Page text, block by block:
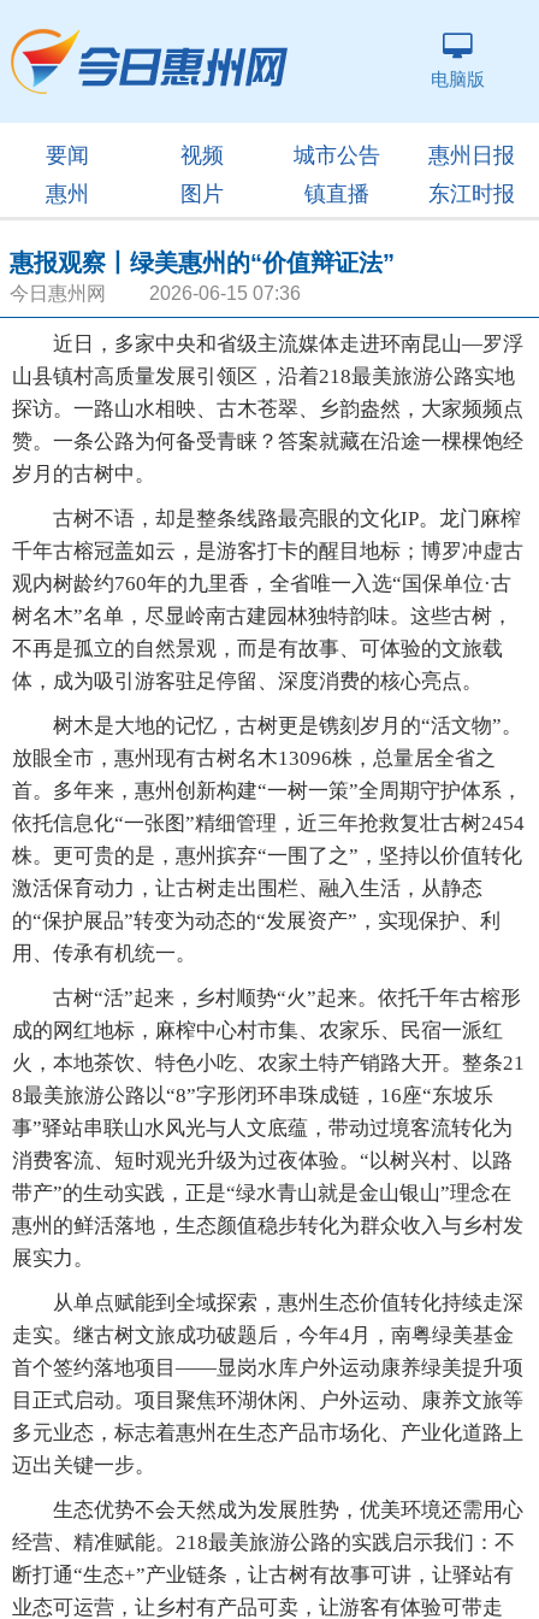
电脑版
要闻 视频 城市公告
惠州日报
惠州
图片 镇直播 东江时报
惠报观察丨绿美惠州的“价值辩证法”
今日惠州网 2026-06-15 07:36
近日，多家中央和省级主流媒体走进环南昆山—罗浮
山县镇村高质量发展引领区，沿着218最美旅游公路实地
探访。一路山水相映、古木苍翠、乡韵盎然，大家频频点
赞。一条公路为何备受青睐？答案就藏在沿途一棵棵饱经
岁月的古树中。
古树不语，却是整条线路最亮眼的文化IP。龙门麻榨
千年古榕冠盖如云，是游客打卡的醒目地标；博罗冲虚古
观内树龄约760年的九里香，全省唯一入选“国保单位·古
树名木”名单，尽显岭南古建园林独特韵味。这些古树，
不再是孤立的自然景观，而是有故事、可体验的文旅载
体，成为吸引游客驻足停留、深度消费的核心亮点。
树木是大地的记忆，古树更是镌刻岁月的“活文物”。
放眼全市，惠州现有古树名木13096株，总量居全省之
首。多年来，惠州创新构建“一树一策”全周期守护体系，
依托信息化“一张图”精细管理，近三年抢救复壮古树2454
株。更可贵的是，惠州摈弃“一围了之”，坚持以价值转化
激活保育动力，让古树走出围栏、融入生活，从静态
的“保护展品”转变为动态的“发展资产”，实现保护、利
用、传承有机统一。
古树“活”起来，乡村顺势“火”起来。依托千年古榕形
成的网红地标，麻榨中心村市集、农家乐、民宿一派红
火，本地茶饮、特色小吃、农家土特产销路大开。整条21
8最美旅游公路以“8”字形闭环串珠成链，16座“东坡乐
事”驿站串联山水风光与人文底蕴，带动过境客流转化为
消费客流、短时观光升级为过夜体验。“以树兴村、以路
带产”的生动实践，正是“绿水青山就是金山银山”理念在
惠州的鲜活落地，生态颜值稳步转化为群众收入与乡村发
展实力。
从单点赋能到全域探索，惠州生态价值转化持续走深
走实。继古树文旅成功破题后，今年4月，南粤绿美基金
首个签约落地项目——显岗水库户外运动康养绿美提升项
目正式启动。项目聚焦环湖休闲、户外运动、康养文旅等
多元业态，标志着惠州在生态产品市场化、产业化道路上
迈出关键一步。
生态优势不会天然成为发展胜势，优美环境还需用心
经营、精准赋能。218最美旅游公路的实践启示我们：不
断打通“生态+”产业链条，让古树有故事可讲，让驿站有
业态可运营，让乡村有产品可卖，让游客有体验可带走